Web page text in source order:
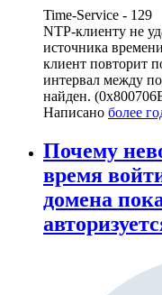
Time-Service - 129
NTP-клиенту не
источника
клиент повторит
интервал между
найден.
Написано более
Почему
время
домена